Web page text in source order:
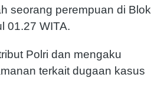
seorang perempuan di Blok
01.27 WITA.
Polri dan mengaku
terkait dugaan kasus